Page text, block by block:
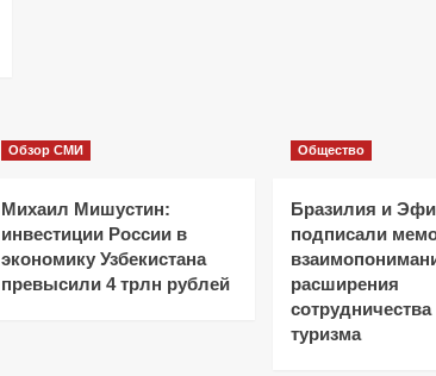
Обзор СМИ
Михаил Мишустин:
инвестиции России в
экономику Узбекистана
превысили 4 трлн рублей
Общество
Бразилия и
подписали
расширения
туризма